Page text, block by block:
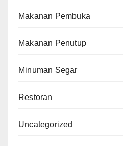
Makanan Pembuka
Makanan Penutup
Minuman Segar
Restoran
Uncategorized